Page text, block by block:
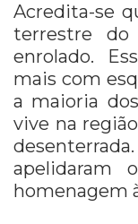
Acredita-se
terrestre
enrolado.
mais com
a maioria
vive na
apelidaram
homenagem